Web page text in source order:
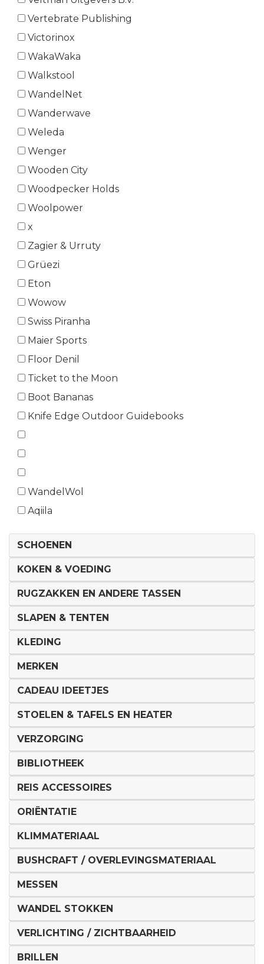
Vertebrate Publishing
Victorinox
WakaWaka
Walkstool
WandelNet
Wanderwave
Weleda
Wenger
Wooden City
Woodpecker Holds
Woolpower
x
Zagier & Urruty
Grüezi
Eton
Wowow
Swiss Piranha
Maier Sports
Floor Denil
Ticket to the Moon
Boot Bananas
Knife Edge Outdoor Guidebooks
WandelWol
Aqiila
SCHOENEN
KOKEN & VOEDING
RUGZAKKEN EN ANDERE TASSEN
SLAPEN & TENTEN
KLEDING
MERKEN
CADEAU IDEETJES
STOELEN & TAFELS EN HEATER
VERZORGING
BIBLIOTHEEK
REIS ACCESSOIRES
ORIËNTATIE
KLIMMATERIAAL
BUSHCRAFT / OVERLEVINGSMATERIAAL
MESSEN
WANDEL STOKKEN
VERLICHTING / ZICHTBAARHEID
BRILLEN